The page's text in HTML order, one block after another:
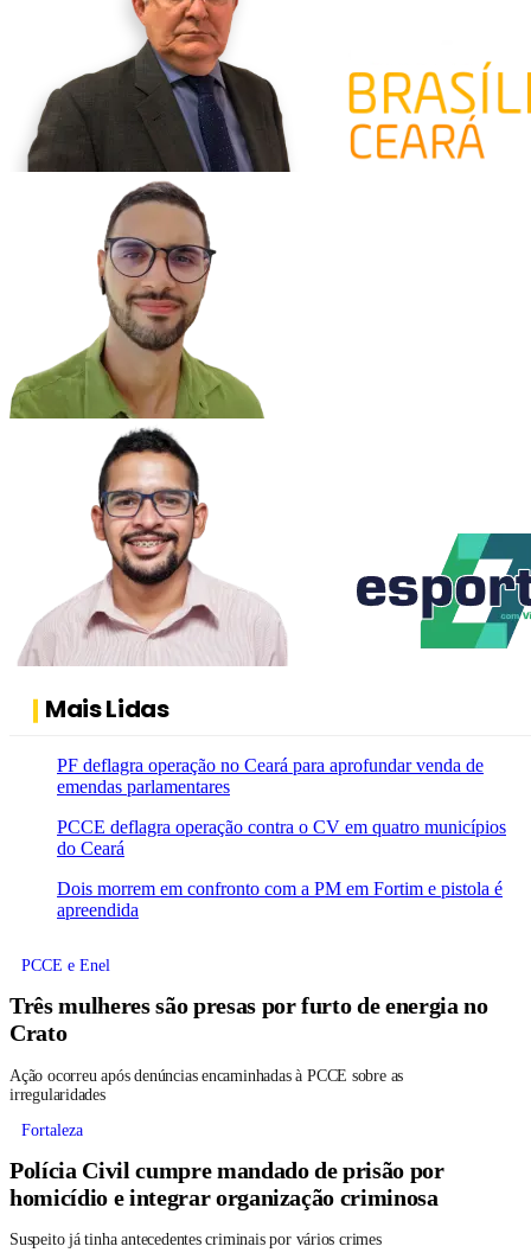
Mais Lidas
PF deflagra operação no Ceará para aprofundar venda de
emendas parlamentares
PCCE deflagra operação contra o CV em quatro municípios
do Ceará
Dois morrem em confronto com a PM em Fortim e pistola é
apreendida
PCCE e Enel
Três mulheres são presas por furto de energia no
Crato
Ação ocorreu após denúncias encaminhadas à PCCE sobre as
irregularidades
Fortaleza
Polícia Civil cumpre mandado de prisão por
homicídio e integrar organização criminosa
Suspeito já tinha antecedentes criminais por vários crimes